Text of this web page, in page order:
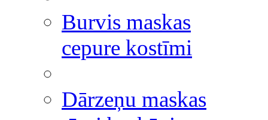
Burvis maskas
cepure kostīmi
Dārzeņu maskas